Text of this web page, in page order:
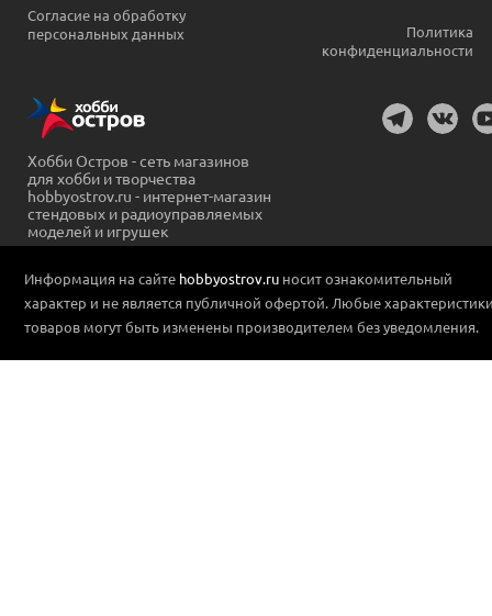
Согласие на обработку
персональных данных
Политика
конфиденциальности
Хобби Остров - сеть магазинов
для хобби и творчества
hobbyostrov.ru - интернет-магазин
стендовых и радиоуправляемых
моделей и игрушек
Информация на сайте hobbyostrov.ru носит ознакомительный
характер и не является публичной офертой. Любые
товаров могут быть изменены производителем без уведомления.